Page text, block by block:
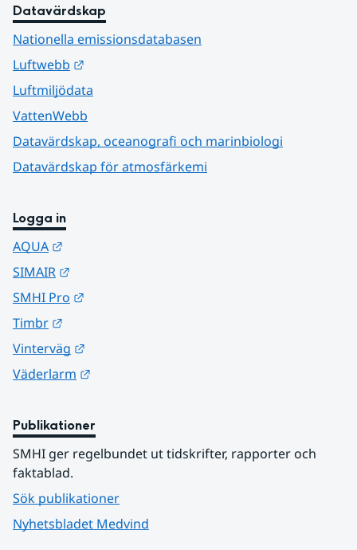
Datavärdskap
Nationella emissionsdatabasen
Luftwebb
Luftmiljödata
VattenWebb
Datavärdskap, oceanografi och marinbiologi
Datavärdskap för atmosfärkemi
Logga in
AQUA
SIMAIR
SMHI Pro
Timbr
Vinterväg
Väderlarm
Publikationer
SMHI ger regelbundet ut tidskrifter, rapporter och
faktablad.
Sök publikationer
Nyhetsbladet Medvind